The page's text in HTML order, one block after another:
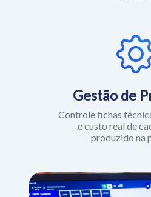
Gestão de
Controle fichas
e custo real de
produzido na